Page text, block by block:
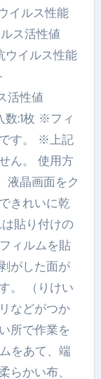
イルス性能
ス活性値
ウイルス性能
活性値
数:1枚 ※フィ
す。 ※上記
ん。 使用方
液晶画面をク
きれいに乾
貼り付けの
ィルムを貼
がした面が
。 （りけい
などがつか
所で作業を
をあて、端
らかい布、